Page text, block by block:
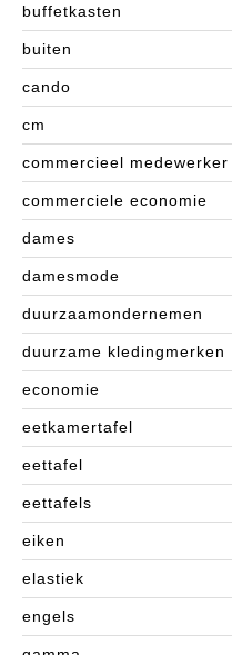
buffetkasten
buiten
cando
cm
commercieel medewerker
commerciele economie
dames
damesmode
duurzaamondernemen
duurzame kledingmerken
economie
eetkamertafel
eettafel
eettafels
eiken
elastiek
engels